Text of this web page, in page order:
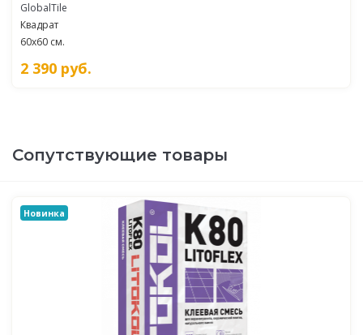
GlobalTile
Квадрат
60x60 см.
2 390 руб.
Сопутствующие товары
Новинка